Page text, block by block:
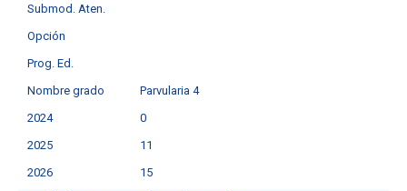
Submod. Aten.
Opción
Prog. Ed.
Nombre grado
Parvularia 4
2024
0
2025
11
2026
15